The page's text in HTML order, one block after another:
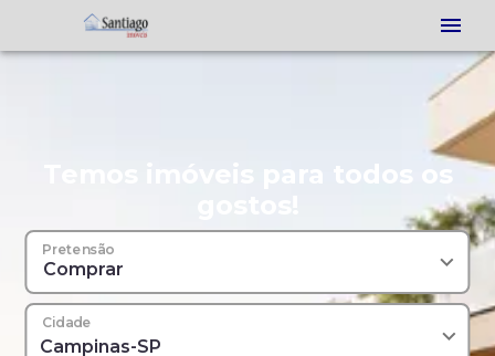
Pretensão
Comprar
Cidade